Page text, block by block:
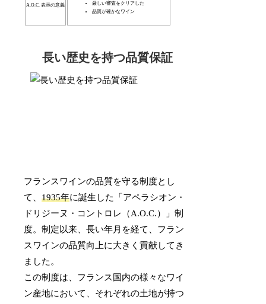
A.O.C. 表示の意義
厳しい審査をクリアした
品質が確かなワイン
長い歴史を持つ品質保証
フランスワインの品質を守る制度とし
て、1935年に誕生した「アペラシオン・
ドリジーヌ・コントロレ（A.O.C.）」制
度。制定以来、長い年月を経て、フラン
スワインの品質向上に大きく貢献してき
ました。
この制度は、フランス国内の様々なワイ
ン産地において、それぞれの土地が持つ